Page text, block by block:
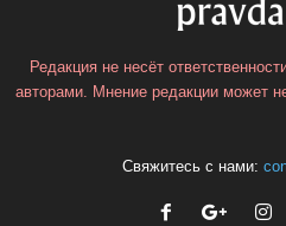
Редакция не несёт
авторами. Мнение редакции может
Свяжитесь с нами: